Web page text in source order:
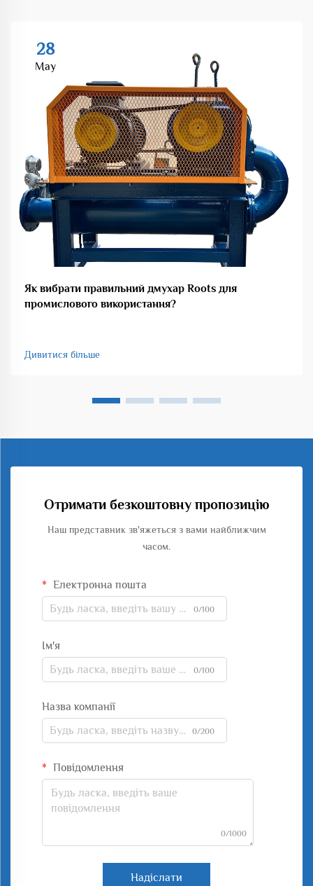
28
May
Як вибрати правильний дмухар Roots для
промислового використання?
Дивитися більше
Отримати безкоштовну пропозицію
Наш представник зв'яжеться з вами найближчим
часом.
Електронна пошта
0/100
Ім'я
0/100
Назва компанії
0/200
Повідомлення
0/1000
Надіслати